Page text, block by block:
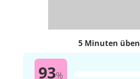
5 Minuten üben
93%